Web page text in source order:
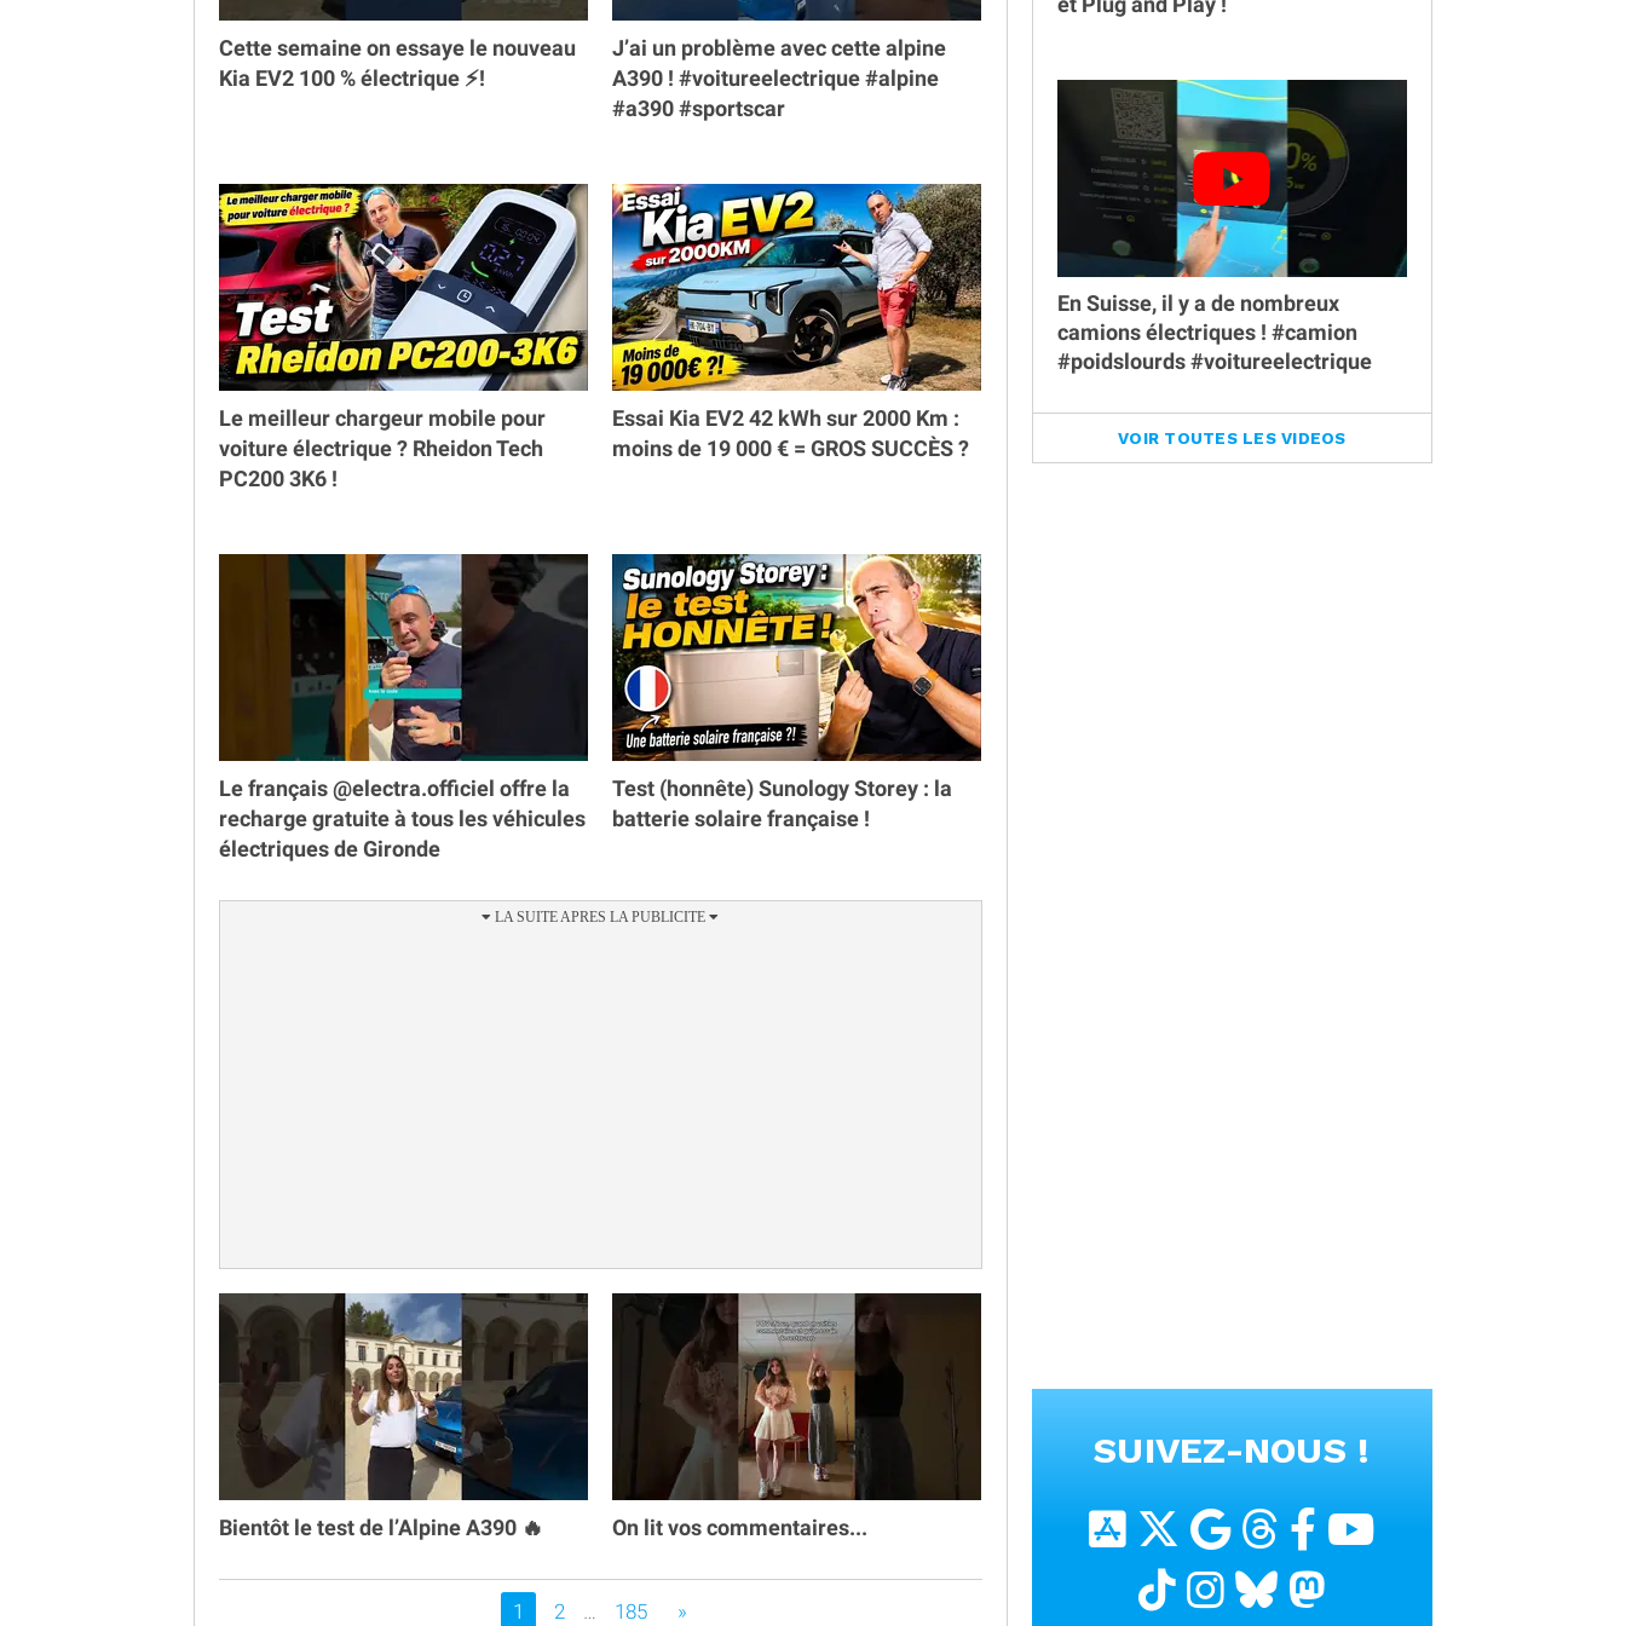
Cette semaine on essaye le nouveau
Kia EV2 100 % électrique ⚡️!
J’ai un problème avec cette alpine
A390 ! #voitureelectrique #alpine
#a390 #sportscar
Le meilleur chargeur mobile pour
voiture électrique ? Rheidon Tech
PC200 3K6 !
Essai Kia EV2 42 kWh sur 2000 Km :
moins de 19 000 € = GROS SUCCÈS ?
Le français @electra.officiel offre la
recharge gratuite à tous les véhicules
électriques de Gironde
Test (honnête) Sunology Storey : la
batterie solaire française !
Bientôt le test de l’Alpine A390 🔥 On lit vos commentaires...
Vous êtes sur la page
1 2 … 185 »
En Suisse, il y a de nombreux
camions électriques ! #camion
#poidslourds #voitureelectrique
VOIR TOUTES LES VIDEOS
SUIVEZ-NOUS !